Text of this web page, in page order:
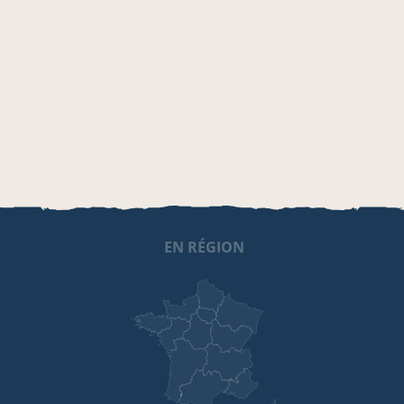
EN RÉGION